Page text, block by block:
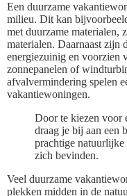
Een duurzame
milieu. Dit kan
met duurzame materialen,
materialen. Daarnaast zijn
energiezuinig en voorzien
zonnepanelen of
afvalvermindering spelen
vakantiewoningen.
Door te kiezen voor
draag je bij aan een
prachtige
zich bevinden.
Veel duurzame
plekken midden in de